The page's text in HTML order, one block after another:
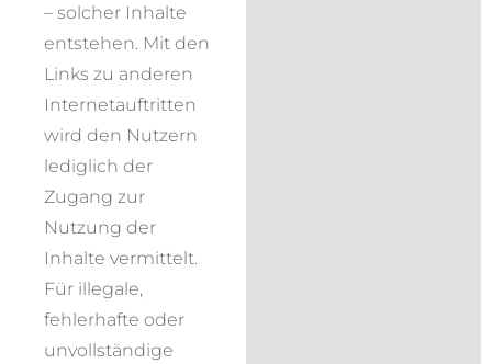
– solcher Inhalte
entstehen. Mit den
Links zu anderen
Internetauftritten
wird den Nutzern
lediglich der
Zugang zur
Nutzung der
Inhalte vermittelt.
Für illegale,
fehlerhafte oder
unvollständige